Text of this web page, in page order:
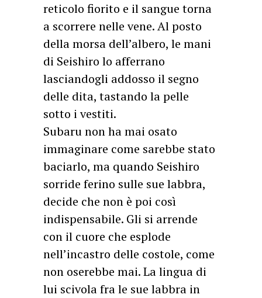
reticolo fiorito e il sangue torna
a scorrere nelle vene. Al posto
della morsa dell’albero, le mani
di Seishiro lo afferrano
lasciandogli addosso il segno
delle dita, tastando la pelle
sotto i vestiti.
Subaru non ha mai osato
immaginare come sarebbe stato
baciarlo, ma quando Seishiro
sorride ferino sulle sue labbra,
decide che non è poi così
indispensabile. Gli si arrende
con il cuore che esplode
nell’incastro delle costole, come
non oserebbe mai. La lingua di
lui scivola fra le sue labbra in